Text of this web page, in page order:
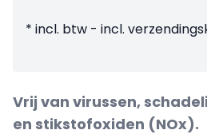
* incl. btw - incl.
Vrij van virussen,
en stikstofoxiden (NOx).